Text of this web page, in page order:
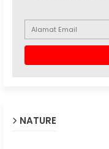
NATURE